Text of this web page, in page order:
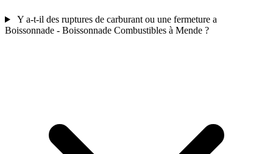
Y a-t-il des ruptures de carburant ou une fermeture a
Boissonnade - Boissonnade Combustibles à Mende ?